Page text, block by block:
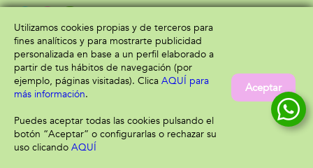
Filtrar
Información
Aviso legal
Política de privacidad
Política de cookies
Atención al cliente
Envío y devolución
Utilizamos cookies propias y de terceros para
fines analíticos y para mostrarte publicidad
personalizada en base a un perfil elaborado a
partir de tus hábitos de navegación (por
ejemplo, páginas visitadas). Clica AQUÍ para
más información.
Puedes aceptar todas las cookies pulsando el
botón “Aceptar” o configurarlas o rechazar su
uso clicando AQUÍ
Aceptar